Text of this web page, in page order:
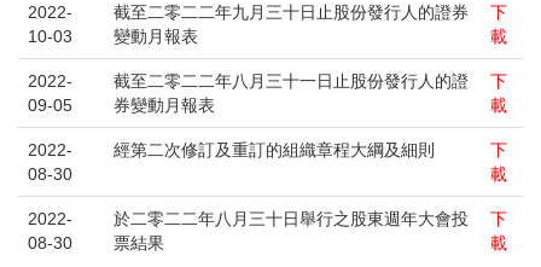
2022-
10-03
截至二零二二年九月三十日止股份發行人的證券
變動月報表
下
載
2022-
09-05
截至二零二二年八月三十一日止股份發行人的證
券變動月報表
下
載
2022-
08-30
經第二次修訂及重訂的組織章程大綱及細則
下
載
2022-
08-30
於二零二二年八月三十日舉行之股東週年大會投
票結果
下
載